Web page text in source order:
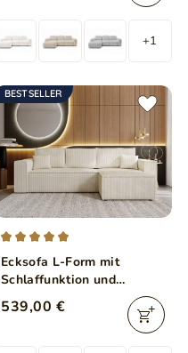
+1
BESTSELLER
Ecksofa L-Form mit
Schlaffunktion und
Bettkasten Prato XL Beige
539,00 €